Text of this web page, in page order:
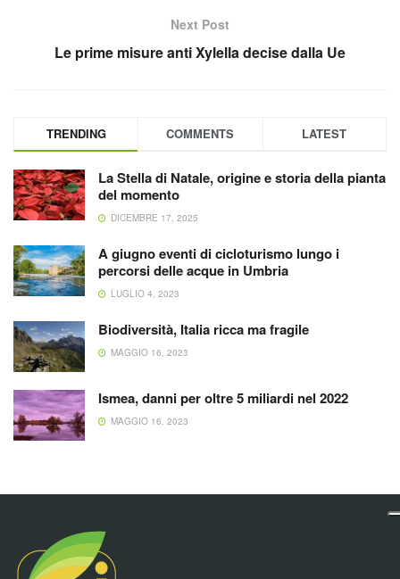
Next Post
Le prime misure anti Xylella decise dalla Ue
TRENDING COMMENTS LATEST
La Stella di Natale, origine e storia della pianta
del momento
DICEMBRE 17, 2025
A giugno eventi di cicloturismo lungo i
percorsi delle acque in Umbria
LUGLIO 4, 2023
Biodiversità, Italia ricca ma fragile
MAGGIO 16, 2023
Ismea, danni per oltre 5 miliardi nel 2022
MAGGIO 16, 2023